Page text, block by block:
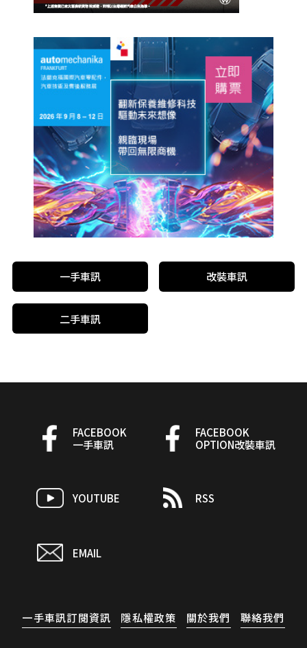
一手車訊 改裝車訊
二手車訊
FACEBOOK
一手車訊
FACEBOOK
OPTION改裝車訊
YOUTUBE RSS
EMAIL
一手車訊訂閱資訊 隱私權政策 關於我們 聯絡我們